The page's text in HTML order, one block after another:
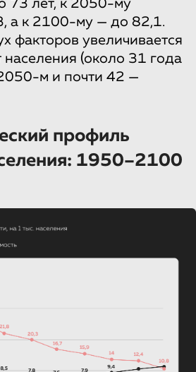
73 лет, к 2050-му
а к 2100-му — до 82,1.
факторов увеличивается
населения (около 31 года
м и почти 42 —
профиль
1950–2100